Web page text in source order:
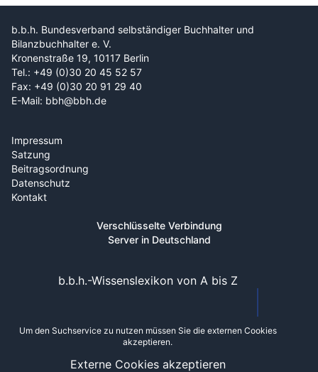
b.b.h. Bundesverband selbständiger Buchhalter und
Bilanzbuchhalter e. V.
Kronenstraße 19, 10117 Berlin
Tel.: +49 (0)30 20 45 52 57
Fax: +49 (0)30 20 91 29 40
E-Mail: bbh@bbh.de
Impressum
Satzung
Beitragsordnung
Datenschutz
Kontakt
Verschlüsselte Verbindung
Server in Deutschland
b.b.h.-Wissenslexikon von A bis Z
Um den Suchservice zu nutzen müssen Sie die externen Cookies
akzeptieren.
Externe Cookies akzeptieren